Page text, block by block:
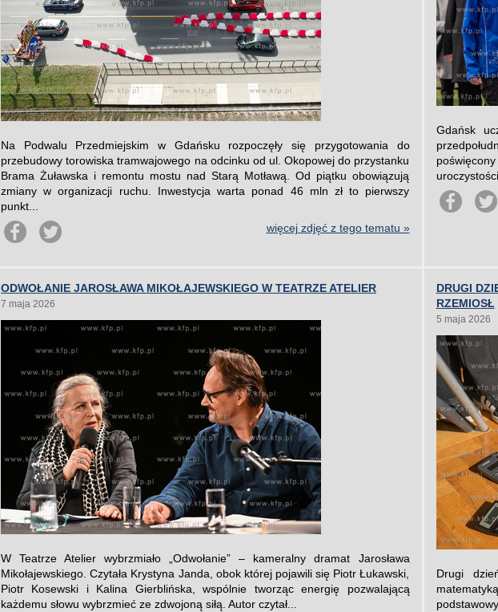
Na Podwalu Przedmiejskim w Gdańsku rozpoczęły się przygotowania do
przebudowy torowiska tramwajowego na odcinku od ul. Okopowej do przystanku
Brama Żuławska i remontu mostu nad Starą Motławą. Od piątku obowiązują
zmiany w organizacji ruchu. Inwestycja warta ponad 46 mln zł to pierwszy
punkt...
więcej zdjęć z tego tematu »
Gdańsk
ODWOŁANIE JAROSŁAWA MIKOŁAJEWSKIEGO W TEATRZE ATELIER
7 maja 2026
W Teatrze Atelier wybrzmiało „Odwołanie” – kameralny dramat Jarosława
Mikołajewskiego. Czytała Krystyna Janda, obok której pojawili się Piotr Łukawski,
Piotr Kosewski i Kalina Gierblińska, wspólnie tworząc energię pozwalającą
każdemu słowu wybrzmieć ze zdwojoną siłą. Autor czytał...
DRUGI
RZEMIOSŁ
5 maja 2026
Drugi